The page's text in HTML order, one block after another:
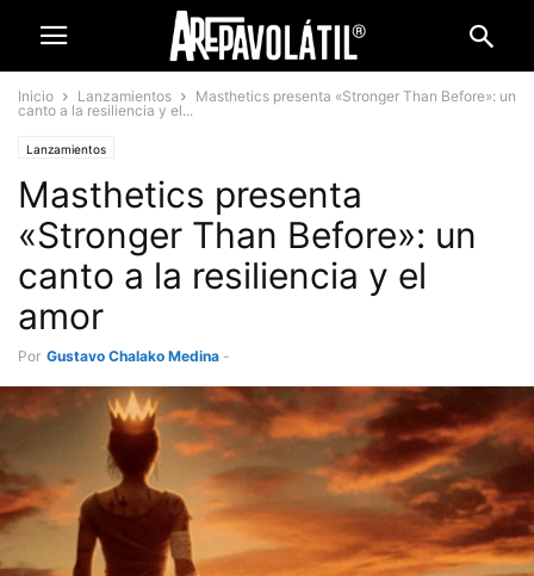
Inicio Lanzamientos
Masthetics presenta «Stronger Than Before»: un
canto a la resiliencia y el...
Lanzamientos
Masthetics presenta
«Stronger Than Before»: un
canto a la resiliencia y el
amor
Por Gustavo Chalako Medina -